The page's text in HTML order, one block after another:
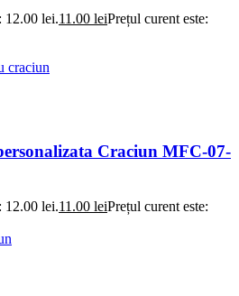
12.00 lei.11.00 leiPrețul curent este:
Craciun MFC-07-
12.00 lei.11.00 leiPrețul curent este: